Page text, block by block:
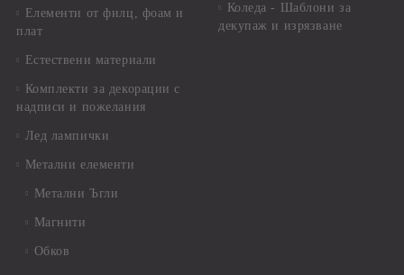
Елементи от филц, фоам и
плат
Естествени материали
Комплекти за декорации с
надписи и пожелания
Лед лампички
Метални елементи
Метални Ъгли
Магнити
Обков
Коледа - Шаблони за
декупаж и изрязване